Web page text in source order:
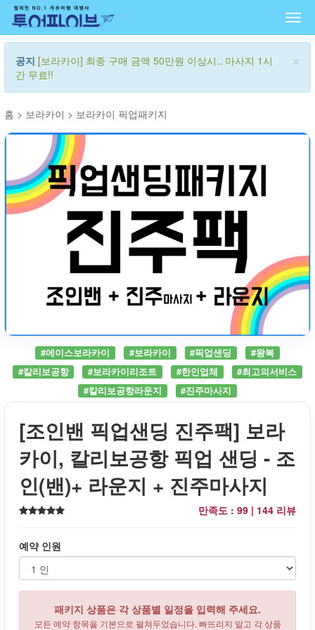
×
공지 [보라카이] 최종 구매 금액 50만원 이상시.. 마사지 1시
간 무료!!
홈 > 보라카이 > 보라카이 픽업패키지
#에이스보라카이 #보라카이 #픽업샌딩
#왕복
#칼리보공항
#보라카이리조트 #한인업체
#최고의서비스
#칼리보공항라운지
#진주마사지
[조인밴 픽업샌딩 진주팩] 보라
카이, 칼리보공항 픽업 샌딩 - 조
인(밴)+ 라운지 + 진주마사지
만족도 : 99 | 144 리뷰
예약 인원
패키지 상품은 각 상품별 일정을 입력해 주세요.
모든 예약 항목을 기본으로 펼쳐두었습니다. 빠뜨리지 말고 각 상품